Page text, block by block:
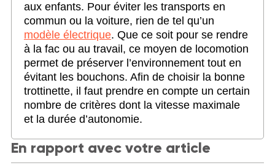
aux enfants. Pour éviter les transports en
commun ou la voiture, rien de tel qu’un
modèle électrique. Que ce soit pour se rendre
à la fac ou au travail, ce moyen de locomotion
permet de préserver l’environnement tout en
évitant les bouchons. Afin de choisir la bonne
trottinette, il faut prendre en compte un certain
nombre de critères dont la vitesse maximale
et la durée d’autonomie.
En rapport avec votre article